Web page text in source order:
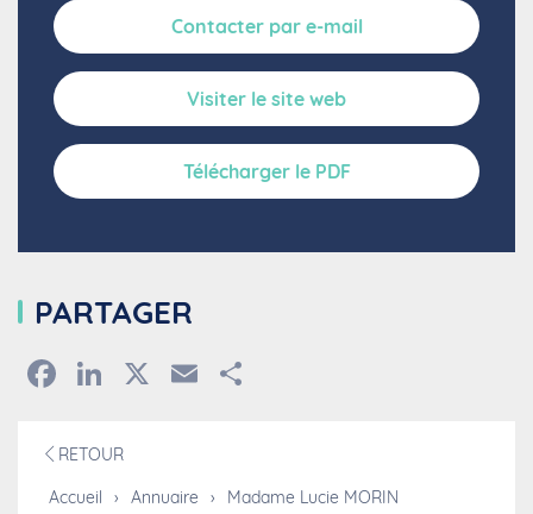
Contacter par e-mail
Visiter le site web
Télécharger le PDF
PARTAGER
Facebook
LinkedIn
X Email
RETOUR
Accueil
› Annuaire › Madame Lucie MORIN